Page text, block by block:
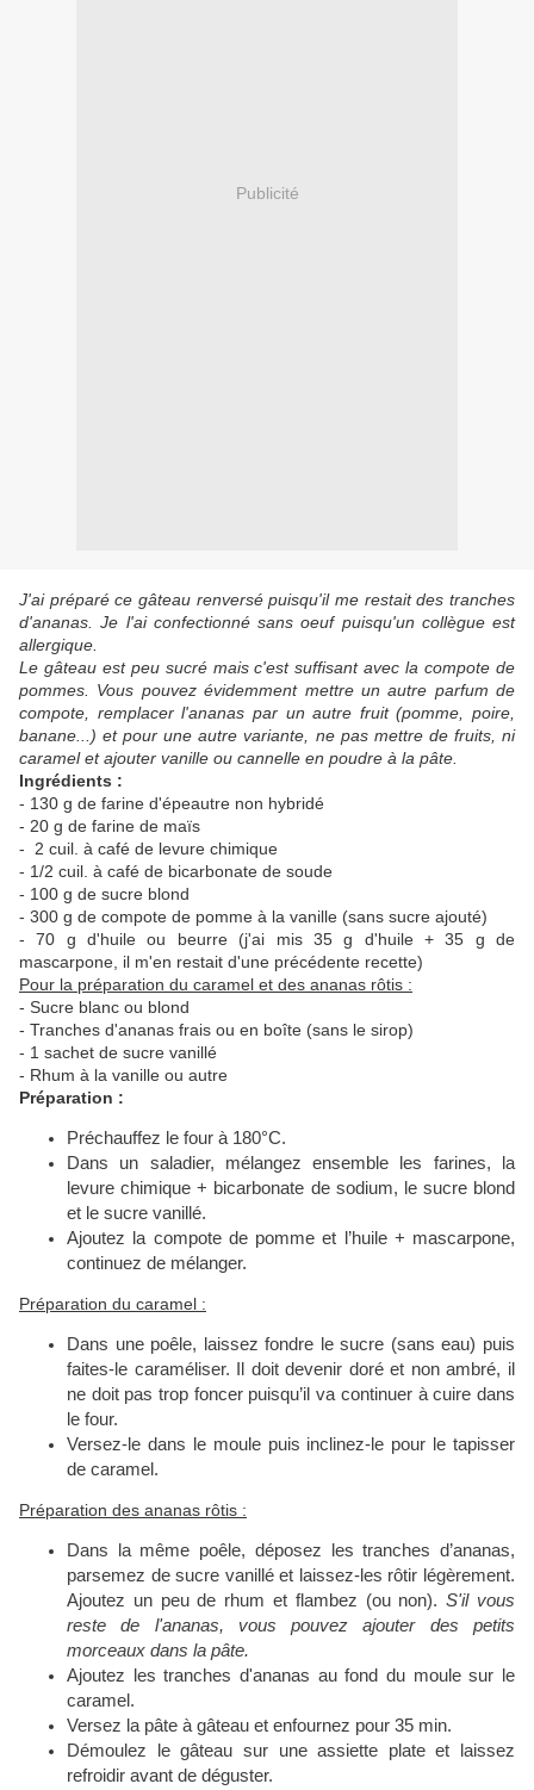
Publicité
J'ai préparé ce gâteau renversé puisqu'il me restait des tranches
d'ananas. Je l'ai confectionné sans oeuf puisqu'un collègue est
allergique.
Le gâteau est peu sucré mais c'est suffisant avec la compote de
pommes. Vous pouvez évidemment mettre un autre parfum de
compote, remplacer l'ananas par un autre fruit (pomme, poire,
banane...) et pour une autre variante, ne pas mettre de fruits, ni
caramel et ajouter vanille ou cannelle en poudre à la pâte.
Ingrédients :
- 130 g de farine d'épeautre non hybridé
- 20 g de farine de maïs
- 2 cuil. à café de levure chimique
- 1/2 cuil. à café de bicarbonate de soude
- 100 g de sucre blond
- 300 g de compote de pomme à la vanille (sans sucre ajouté)
- 70 g d'huile ou beurre (j'ai mis 35 g d'huile + 35 g de
mascarpone, il m'en restait d'une précédente recette)
Pour la préparation du caramel et des ananas rôtis :
- Sucre blanc ou blond
- Tranches d'ananas frais ou en boîte (sans le sirop)
- 1 sachet de sucre vanillé
- Rhum à la vanille ou autre
Préparation :
Préchauffez le four à 180°C.
Dans un saladier, mélangez ensemble les farines, la
levure chimique + bicarbonate de sodium, le sucre blond
et le sucre vanillé.
Ajoutez la compote de pomme et l’huile + mascarpone,
continuez de mélanger.
Préparation du caramel :
Dans une poêle, laissez fondre le sucre (sans eau) puis
faites-le caraméliser. Il doit devenir doré et non ambré, il
ne doit pas trop foncer puisqu’il va continuer à cuire dans
le four.
Versez-le dans le moule puis inclinez-le pour le tapisser
de caramel.
Préparation des ananas rôtis :
Dans la même poêle, déposez les tranches d’ananas,
parsemez de sucre vanillé et laissez-les rôtir légèrement.
Ajoutez un peu de rhum et flambez (ou non). S'il vous
reste de l'ananas, vous pouvez ajouter des petits
morceaux dans la pâte.
Ajoutez les tranches d'ananas au fond du moule sur le
caramel.
Versez la pâte à gâteau et enfournez pour 35 min.
Démoulez le gâteau sur une assiette plate et laissez
refroidir avant de déguster.